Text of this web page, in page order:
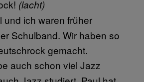
(lacht)
und ich waren früher
Schulband. Wir haben so
gemacht.
auch schon viel Jazz